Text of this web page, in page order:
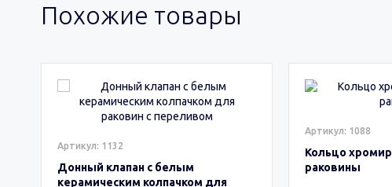
Похожие товары
Артикул: 1132
Донный клапан с белым
керамическим колпачком для
Артикул: 1088
Кольцо
раковины